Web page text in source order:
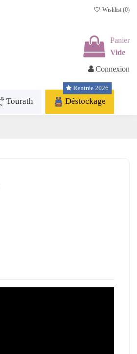
Wishlist (0)
Panier
Vide
Connexion
Tourath Déstockage
Rentrée 2026